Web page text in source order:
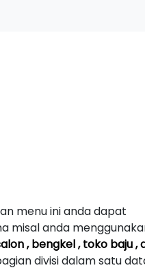
menu ini anda dapat
misal anda
, bengkel , toko baju ,
divisi dalam satu